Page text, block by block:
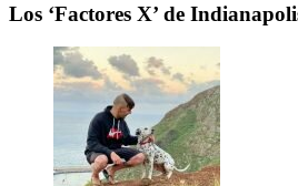
Los ‘Factores X’ de